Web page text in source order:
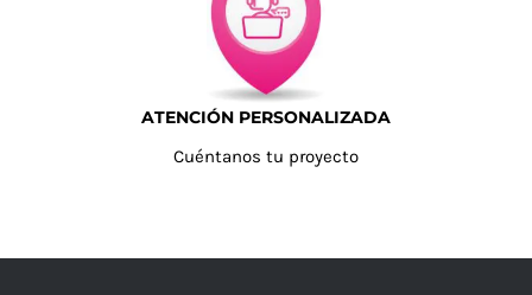
ATENCIÓN PERSONALIZADA
Cuéntanos tu proyecto